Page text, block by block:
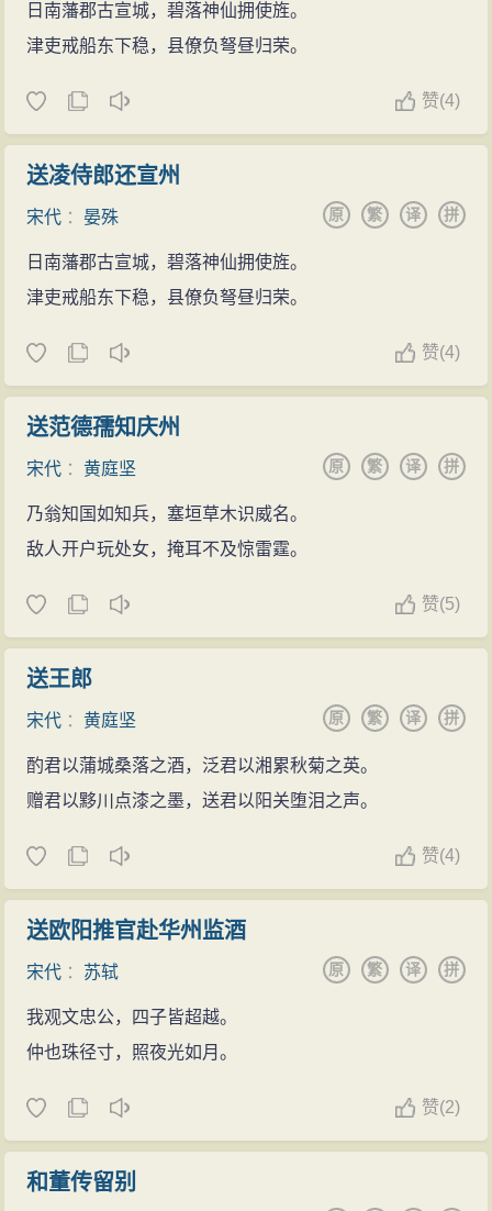
日南藩郡古宣城，碧落神仙拥使旌。
津吏戒船东下稳，县僚负弩昼归荣。
赞(4)
送凌侍郎还宣州
宋代 ： 晏殊 拼
译
繁
原
日南藩郡古宣城，碧落神仙拥使旌。
津吏戒船东下稳，县僚负弩昼归荣。
赞(4)
送范德孺知庆州
宋代 ：黄庭坚 拼
译
繁
原
乃翁知国如知兵，塞垣草木识威名。
敌人开户玩处女，掩耳不及惊雷霆。
赞(5)
送王郎
宋代 ：黄庭坚 拼
译
繁
原
酌君以蒲城桑落之酒，泛君以湘累秋菊之英。
赠君以黟川点漆之墨，送君以阳关堕泪之声。
赞(4)
送欧阳推官赴华州监酒
宋代 ： 苏轼 拼
译
繁
原
我观文忠公，四子皆超越。
仲也珠径寸，照夜光如月。
赞(2)
和董传留别